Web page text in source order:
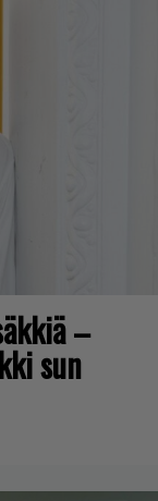
–
sun